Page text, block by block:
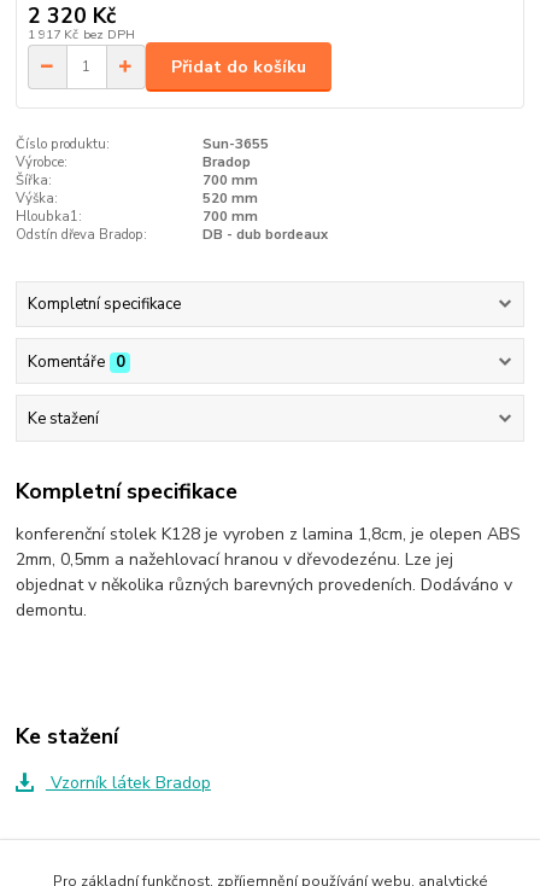
2 320 Kč
1 917 Kč bez DPH
Přidat do košíku
Číslo produktu:
Sun-3655
Výrobce:
Bradop
Šířka:
700 mm
Výška:
520 mm
Hloubka1:
700 mm
Odstín dřeva Bradop:
DB - dub bordeaux
Kompletní specifikace
Komentáře 0
Ke stažení
Kompletní specifikace
konferenční stolek K128 je vyroben z lamina 1,8cm, je olepen ABS
2mm, 0,5mm a nažehlovací hranou v dřevodezénu. Lze jej
objednat v několika různých barevných provedeních. Dodáváno v
demontu.
Ke stažení
Vzorník látek Bradop
Zboží zařazeno v kategoriích
Pro základní funkčnost, zpříjemnění používání webu, analytické